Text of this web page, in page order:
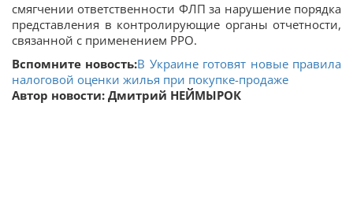
смягчении ответственности ФЛП за нарушение порядка
представления в контролирующие органы отчетности,
связанной с применением РРО.
Вспомните новость:В Украине готовят новые правила
налоговой оценки жилья при покупке-продаже
Автор новости: Дмитрий НЕЙМЫРОК